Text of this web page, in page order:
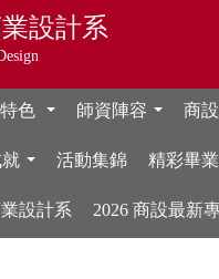
設計系
色 師資陣容 商
活動集錦 精彩畢
設計系 2026 商設最新